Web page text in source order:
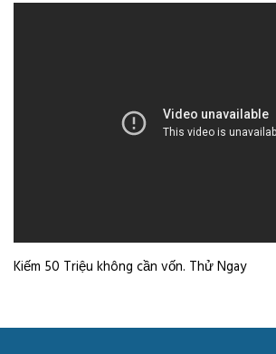
Kiếm 50 Triệu không cần vốn. Thử Ngay